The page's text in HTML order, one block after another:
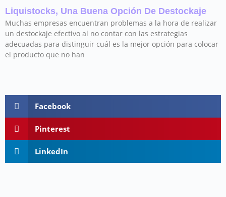
Liquistocks, Una Buena Opción De Destockaje
Muchas empresas encuentran problemas a la hora de realizar
un destockaje efectivo al no contar con las estrategias
adecuadas para distinguir cuál es la mejor opción para colocar
el producto que no han
Facebook
Pinterest
LinkedIn